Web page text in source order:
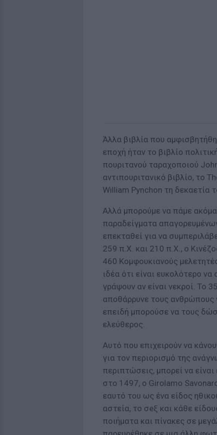
Άλλα βιβλία που
εποχή ήταν το βιβλίο
πουριτανού ταραχοποιού
αντιπουριτανικό βιβλίο, το
William Pynchon τη δεκαετία
Αλλά μπορούμε να πάμε
παραδείγματα
επεκταθεί για να
259 π.Χ. και 210 π.Χ., ο
460 Κομφουκιανούς
ιδέα ότι είναι ευκολότερο
γράψουν αν είναι νεκροί. Το
αποθάρρυνε τους ανθρώπους
επειδή μπορούσε να τους
ελεύθερος.
Αυτό που επιχειρούν να
για τον περιορισμό της
περιπτώσεις, μπορεί να
στο 1497, ο Girolamo
εαυτό του ως ένα είδος
αστεία, το σeξ και κάθε
ποιήματα και πίνακες σε